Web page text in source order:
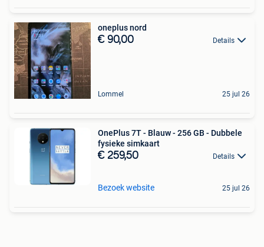
oneplus nord
€ 90,00 Details
Lommel 25 jul 26
OnePlus 7T - Blauw - 256 GB - Dubbele
fysieke simkaart
€ 259,50 Details
Bezoek website 25 jul 26